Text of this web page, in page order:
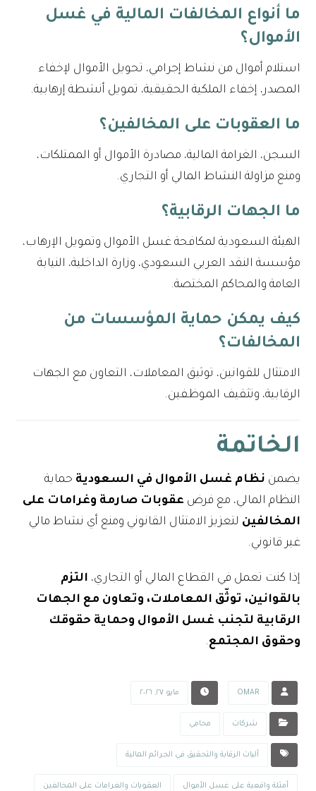
ما أنواع المخالفات المالية في غسل
الأموال؟
استلام أموال من نشاط إجرامي، تحويل الأموال لإخفاء
المصدر، إخفاء الملكية الحقيقية، تمويل أنشطة إرهابية.
ما العقوبات على المخالفين؟
السجن، الغرامة المالية، مصادرة الأموال أو الممتلكات،
ومنع مزاولة النشاط المالي أو التجاري.
ما الجهات الرقابية؟
الهيئة السعودية لمكافحة غسل الأموال وتمويل الإرهاب،
مؤسسة النقد العربي السعودي، وزارة الداخلية، النيابة
العامة والمحاكم المختصة.
كيف يمكن حماية المؤسسات من
المخالفات؟
الامتثال للقوانين، توثيق المعاملات، التعاون مع الجهات
الرقابية، وتثقيف الموظفين.
الخاتمة
يضمن نظام غسل الأموال في السعودية حماية
النظام المالي، مع فرض عقوبات صارمة وغرامات على
المخالفين لتعزيز الامتثال القانوني ومنع أي نشاط مالي
غير قانوني.
إذا كنت تعمل في القطاع المالي أو التجاري، التزم
بالقوانين، توثّق المعاملات، وتعاون مع الجهات
الرقابية لتجنب غسل الأموال وحماية حقوقك
وحقوق المجتمع.
OMAR مايو ٢٧, ٢٠٢٦
شركات محامي
آليات الرقابة والتحقيق في الجرائم المالية
أمثلة واقعية على غسل الأموال العقوبات والغرامات على المخالفين